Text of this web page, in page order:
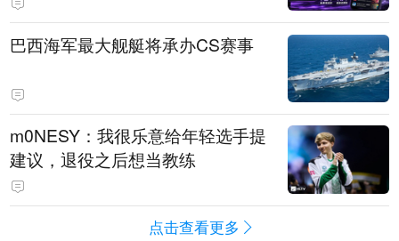
巴西海军最大舰艇将承办CS赛事
m0NESY：我很乐意给年轻选手提
建议，退役之后想当教练
点击查看更多